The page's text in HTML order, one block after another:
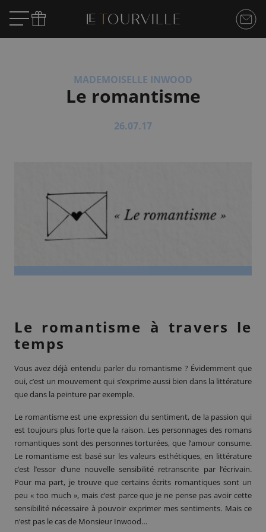
MADEMOISELLE INWOOD
Le romantisme
26.07.17
Le romantisme à travers le
temps
Vous avez déjà entendu parler du romantisme ? Évidemment que
oui, c’est un mouvement qui s’exprime aussi bien dans la littérature
que dans la peinture par exemple.
Le romantisme est une expression du sentiment, de la passion qui
est toujours plus forte que la raison. Les personnages des romans
romantiques sont des personnes torturées, que l’amour consume.
Le romantisme est basé sur les valeurs esthétiques, en littérature
c’est l’essor d’une nouvelle sensibilité retranscrite par l’écrivain.
Pour ma part, je trouve que certains écrits romantiques sont un
peu « too much », mais c’est parce que je ne pense pas avoir cette
sensibilité nécessaire à pouvoir exprimer mes sentiments. Mais ce
n’est pas le cas de Monsieur Inwood…